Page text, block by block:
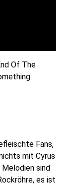
Of The
Fans,
mit Cyrus
sind
es ist